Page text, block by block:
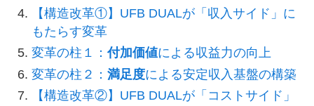
【構造改革①】UFB DUALが「収入サイド」に
もたらす変革
変革の柱１：付加価値による収益力の向上
変革の柱２： 満足度による安定収入基盤の構築
【構造改革②】UFB DUALが「コストサイド」